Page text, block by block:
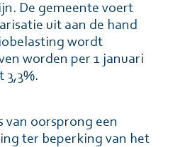
De gemeente voert
uit aan de hand
wordt
worden per 1 januari
3,3%.
van oorsprong een
ter beperking van het